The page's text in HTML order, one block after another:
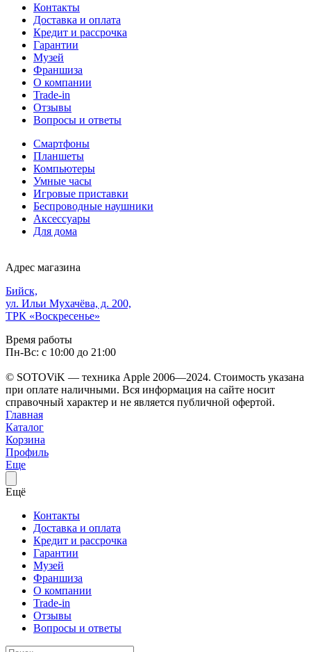
Контакты
Доставка и оплата
Кредит и рассрочка
Гарантии
Музей
Франшиза
О компании
Trade-in
Отзывы
Вопросы и ответы
Смартфоны
Планшеты
Компьютеры
Умные часы
Игровые приставки
Беспроводные наушники
Аксессуары
Для дома
Адрес магазина
Бийск,
ул. Ильи Мухачёва, д. 200,
ТРК «Воскресенье»
Время работы
Пн-Вс: с 10:00 до 21:00
© SOTOViK — техника Apple 2006—2024. Стоимость указана
при оплате наличными. Вся информация на сайте носит
справочный характер и не является публичной офертой.
Главная
Каталог
Корзина
Профиль
Еще
Ещё
Контакты
Доставка и оплата
Кредит и рассрочка
Гарантии
Музей
Франшиза
О компании
Trade-in
Отзывы
Вопросы и ответы